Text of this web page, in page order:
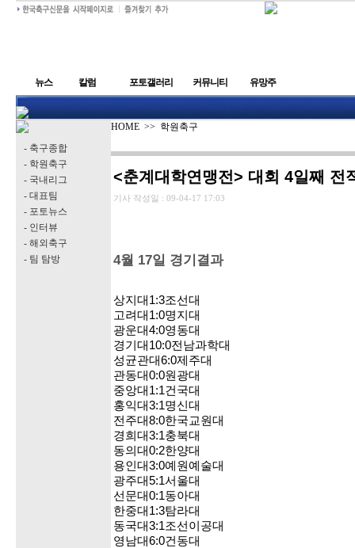
뉴스 칼럼 포토갤러리 커뮤니티 유망주
- 축구종합
- 학원축구
- 국내리그
- 대표팀
- 포토뉴스
- 인터뷰
- 해외축구
- 팀 탐방
HOME >> 학원축구
<춘계대학연맹전> 대회 4일째 전
기사 작성일 : 09-04-17 17:03
4월 17일 경기결과
상지대1:3조선대
고려대1:0명지대
광운대4:0영동대
경기대10:0전남과학대
성균관대6:0제주대
관동대0:0원광대
중앙대1:1건국대
홍익대3:1명신대
전주대8:0한국교원대
경희대3:1충북대
동의대0:2한양대
용인대3:0예원예술대
광주대5:1서울대
선문대0:1동아대
한중대1:3탐라대
동국대3:1조선이공대
영남대6:0건동대